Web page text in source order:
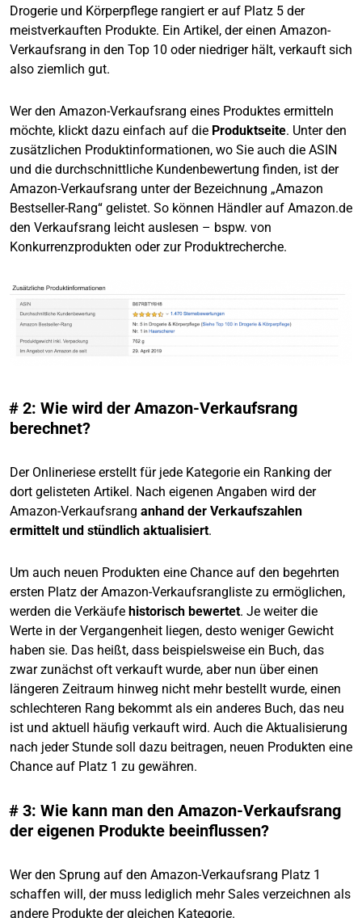
Drogerie und Körperpflege rangiert er auf Platz 5 der
meistverkauften Produkte. Ein Artikel, der einen Amazon-
Verkaufsrang in den Top 10 oder niedriger hält, verkauft sich
also ziemlich gut.
Wer den Amazon-Verkaufsrang eines Produktes ermitteln
möchte, klickt dazu einfach auf die Produktseite. Unter den
zusätzlichen Produktinformationen, wo Sie auch die ASIN
und die durchschnittliche Kundenbewertung finden, ist der
Amazon-Verkaufsrang unter der Bezeichnung „Amazon
Bestseller-Rang“ gelistet. So können Händler auf Amazon.de
den Verkaufsrang leicht auslesen – bspw. von
Konkurrenzprodukten oder zur Produktrecherche.
# 2: Wie wird der Amazon-Verkaufsrang
berechnet?
Der Onlineriese erstellt für jede Kategorie ein Ranking der
dort gelisteten Artikel. Nach eigenen Angaben wird der
Amazon-Verkaufsrang anhand der Verkaufszahlen
ermittelt und stündlich aktualisiert.
Um auch neuen Produkten eine Chance auf den begehrten
ersten Platz der Amazon-Verkaufsrangliste zu ermöglichen,
werden die Verkäufe historisch bewertet. Je weiter die
Werte in der Vergangenheit liegen, desto weniger Gewicht
haben sie. Das heißt, dass beispielsweise ein Buch, das
zwar zunächst oft verkauft wurde, aber nun über einen
längeren Zeitraum hinweg nicht mehr bestellt wurde, einen
schlechteren Rang bekommt als ein anderes Buch, das neu
ist und aktuell häufig verkauft wird. Auch die Aktualisierung
nach jeder Stunde soll dazu beitragen, neuen Produkten eine
Chance auf Platz 1 zu gewähren.
# 3: Wie kann man den Amazon-Verkaufsrang
der eigenen Produkte beeinflussen?
Wer den Sprung auf den Amazon-Verkaufsrang Platz 1
schaffen will, der muss lediglich mehr Sales verzeichnen als
andere Produkte der gleichen Kategorie.